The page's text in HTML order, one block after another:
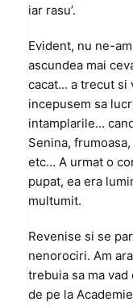
iar rasu’.
Evident, nu ne-
ascundea mai
cacat… a trecut si
incepusem sa
intamplarile…
Senina,
etc… A urmat o
pupat, ea era
multumit.
Revenise si se
nenorociri. Am
trebuia sa ma
de pe la